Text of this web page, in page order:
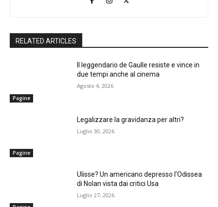
RELATED ARTICLES
Pagine
Il leggendario de Gaulle resiste e vince in
due tempi anche al cinema
Agosto 4, 2026
Pagine
Legalizzare la gravidanza per altri?
Luglio 30, 2026
Ulisse? Un americano depresso l’Odissea
di Nolan vista dai critici Usa
Luglio 27, 2026